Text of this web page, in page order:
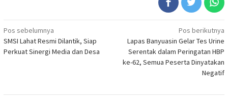
Navigasi
pos
Pos sebelumnya
SMSI Lahat Resmi Dilantik, Siap
Perkuat Sinergi Media dan Desa
Pos berikutnya
Lapas Banyuasin Gelar Tes Urine
Serentak dalam Peringatan HBP
ke-62, Semua Peserta Dinyatakan
Negatif